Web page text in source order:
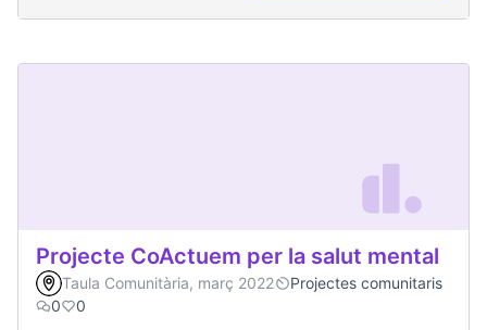
Projecte CoActuem per la salut mental
Taula Comunitària, març 2022
Projectes comunitaris
0
0